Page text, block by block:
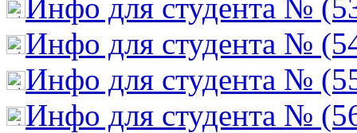
Инфо для студента №
Инфо для студента №
Инфо для студента №
Инфо для студента №